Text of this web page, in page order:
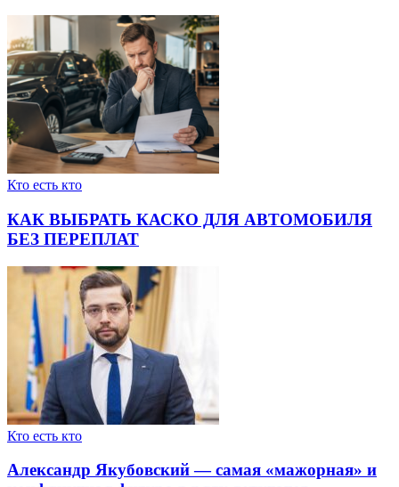
Кто есть кто
КАК ВЫБРАТЬ КАСКО ДЛЯ АВТОМОБИЛЯ
БЕЗ ПЕРЕПЛАТ
Кто есть кто
Александр Якубовский — самая «мажорная» и